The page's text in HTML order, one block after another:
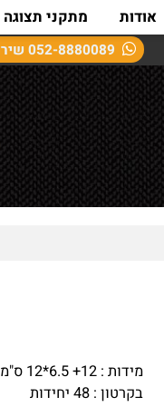
052-8880089
אודות מתקני תצוגה
מידות : 12+ 6.5*12 ס"מ